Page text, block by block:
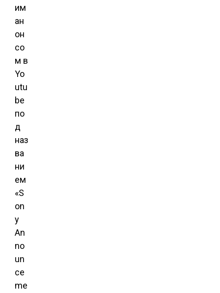
им
ан
он
со
м в
Yo
utu
be
по
д
наз
ва
ни
ем
«S
on
y
An
no
un
ce
me